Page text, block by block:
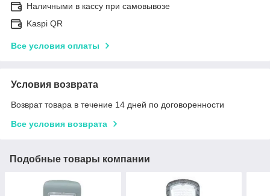
Наличными в кассу при самовывозе
Kaspi QR
Все условия оплаты
Условия возврата
Возврат товара в течение 14 дней по договоренности
Все условия возврата
Подобные товары компании